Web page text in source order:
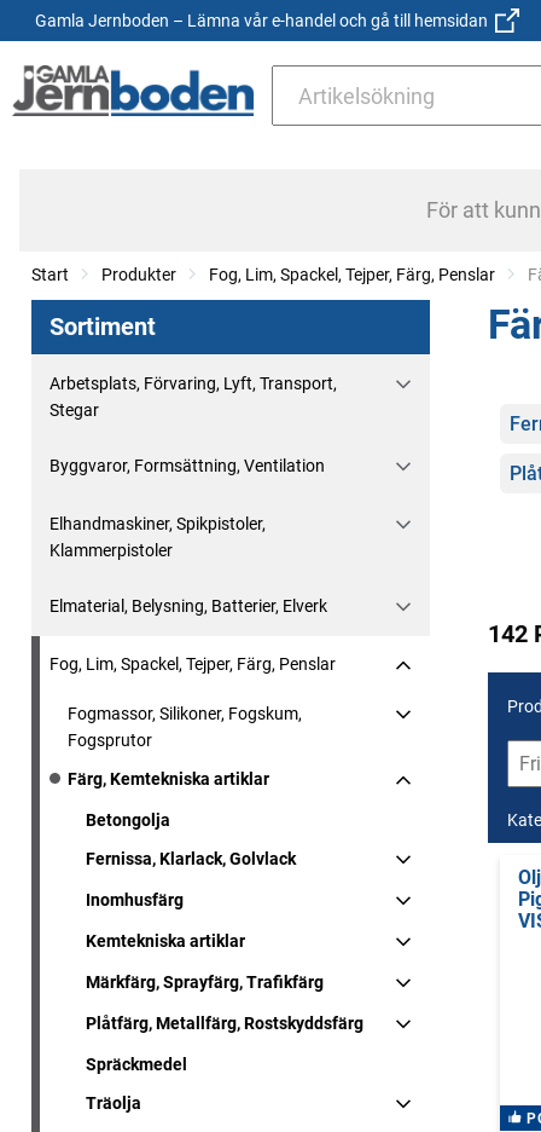
Gamla Jernboden – Lämna vår e-handel och gå till hemsidan
För att
Start Produkter Fog, Lim, Spackel, Tejper, Färg, Penslar
Sortiment
Arbetsplats, Förvaring, Lyft, Transport,
Stegar
Byggvaror, Formsättning, Ventilation
Elhandmaskiner, Spikpistoler,
Klammerpistoler
Elmaterial, Belysning, Batterier, Elverk
Fog, Lim, Spackel, Tejper, Färg, Penslar
Fogmassor, Silikoner, Fogskum,
Fogsprutor
Färg, Kemtekniska artiklar
Betongolja
Fernissa, Klarlack, Golvlack
Inomhusfärg
Kemtekniska artiklar
Märkfärg, Sprayfärg, Trafikfärg
Plåtfärg, Metallfärg, Rostskyddsfärg
Spräckmedel
Träolja
142